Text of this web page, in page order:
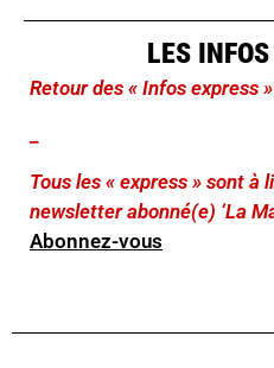
LES
Retour des « Infos express
Tous les « express » sont
newsletter abonné(e) ‘La
Abonnez-vous